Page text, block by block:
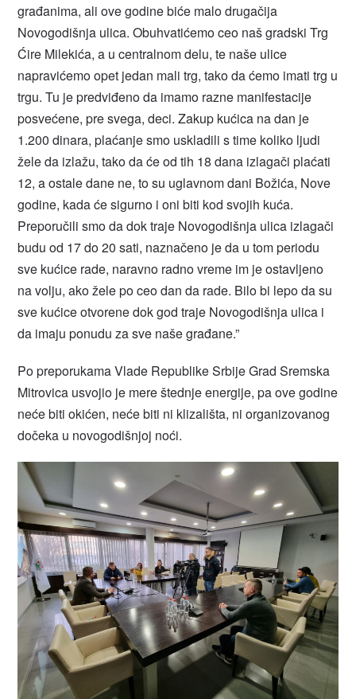
građanima, ali ove godine biće malo drugačija
Novogodišnja ulica. Obuhvatićemo ceo naš gradski Trg
Ćire Milekića, a u centralnom delu, te naše ulice
napravićemo opet jedan mali trg, tako da ćemo imati trg u
trgu. Tu je predviđeno da imamo razne manifestacije
posvećene, pre svega, deci. Zakup kućica na dan je
1.200 dinara, plaćanje smo uskladili s time koliko ljudi
žele da izlažu, tako da će od tih 18 dana izlagači plaćati
12, a ostale dane ne, to su uglavnom dani Božića, Nove
godine, kada će sigurno i oni biti kod svojih kuća.
Preporučili smo da dok traje Novogodišnja ulica izlagači
budu od 17 do 20 sati, naznačeno je da u tom periodu
sve kućice rade, naravno radno vreme im je ostavljeno
na volju, ako žele po ceo dan da rade. Bilo bi lepo da su
sve kućice otvorene dok god traje Novogodišnja ulica i
da imaju ponudu za sve naše građane.”
Po preporukama Vlade Republike Srbije Grad Sremska
Mitrovica usvojio je mere štednje energije, pa ove godine
neće biti okićen, neće biti ni klizališta, ni organizovanog
dočeka u novogodišnjoj noći.